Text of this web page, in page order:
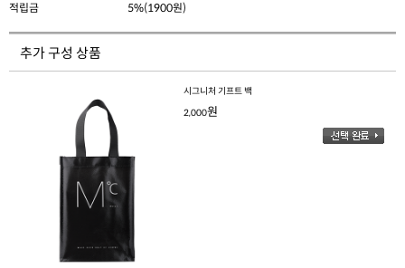
적립금
5%(1900원)
추가 구성 상품
시그니처 기프트 백
2,000원